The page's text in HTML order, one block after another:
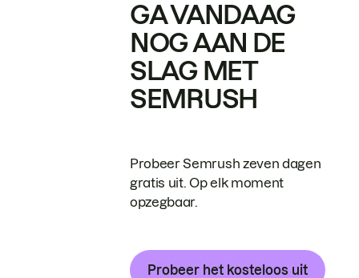
GA VANDAAG
NOG AAN DE
SLAG MET
SEMRUSH
Probeer Semrush zeven dagen
gratis uit. Op elk moment
opzegbaar.
Probeer het kosteloos uit